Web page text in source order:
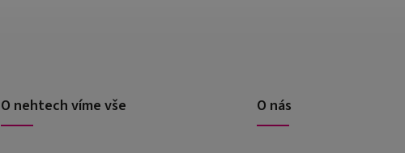
O nehtech víme vše O nás